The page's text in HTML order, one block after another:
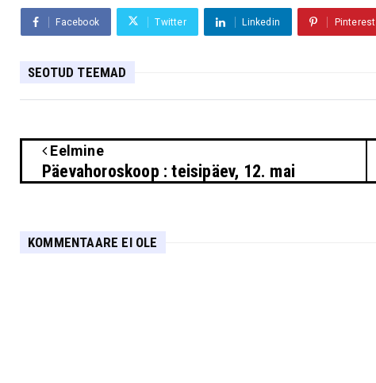
Facebook Twitter Linkedin Pinterest
SEOTUD TEEMAD
Eelmine
Päevahoroskoop : teisipäev, 12. mai
KOMMENTAARE EI OLE